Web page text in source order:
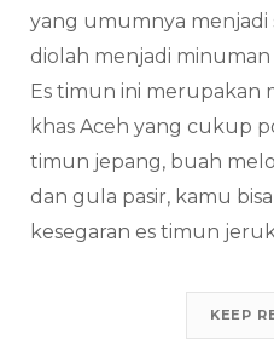
yang umumnya menjadi
diolah menjadi
Es timun ini merupakan
khas Aceh yang cukup
timun jepang, buah
dan gula pasir, kamu
kesegaran es timun
KEEP